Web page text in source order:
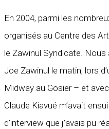
En 2004, parmi les
organisés au Centre des
le Zawinul Syndicate. Nous
Joe Zawinul le matin, lors
Midway au Gosier – et
Claude Kiavué m’avait
d’interview que j’avais pu